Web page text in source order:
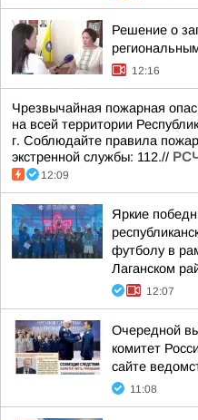
Решение о
12:16
Чрезвычайная пожарная
на всей территории
г. Соблюдайте правила
экстренной службы: 112.//
12:09
Яркие
футболу в
Лаганском
12:07
Очередной
комитет
сайте
11:08